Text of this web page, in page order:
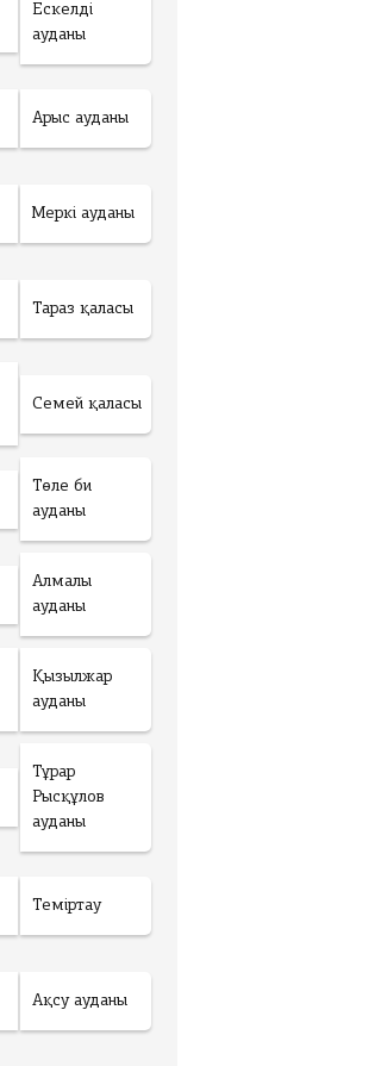
Ескелді
ауданы
Арыс ауданы
Меркі ауданы
Тараз қаласы
Семей қаласы
Төле би
ауданы
Алмалы
ауданы
Қызылжар
ауданы
Тұрар
Рысқұлов
ауданы
Теміртау
Ақсу ауданы